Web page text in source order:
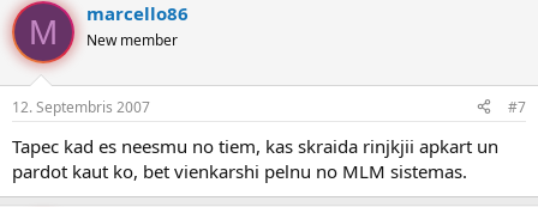
M marcello86
New member
12. Septembris 2007 #7
Tapec kad es neesmu no tiem, kas skraida rinjkjii apkart un
pardot kaut ko, bet vienkarshi pelnu no MLM sistemas.